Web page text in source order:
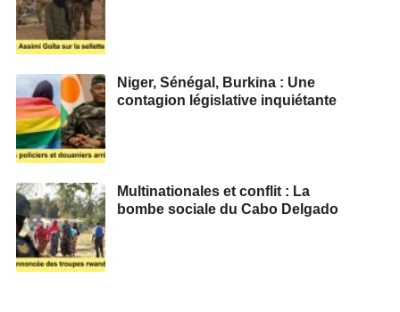
Niger, Sénégal, Burkina : Une
contagion législative inquiétante
Multinationales et conflit : La
bombe sociale du Cabo Delgado